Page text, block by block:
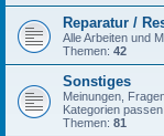
Reparatur /
Alle Arbeiten und
Themen: 42
Sonstiges
Meinungen,
Kategorien passen
Themen: 81